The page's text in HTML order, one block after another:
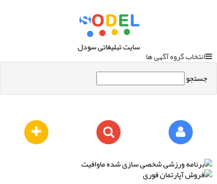
سایت تبلیغاتی سودل
انتخاب گروه آگهی ها
جستجو